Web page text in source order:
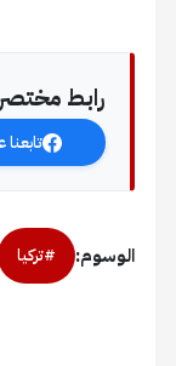
رابط
الوسوم: #تركيا